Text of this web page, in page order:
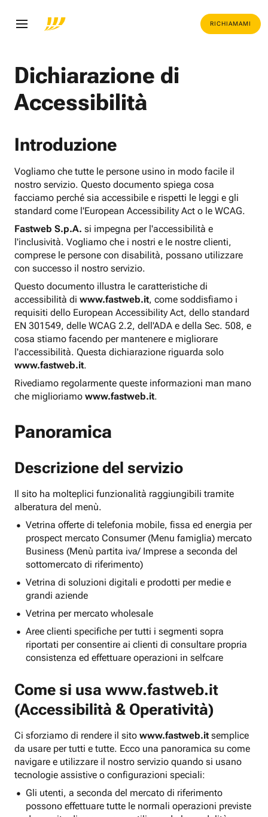
RICHIAMAMI
Dichiarazione di
Accessibilità
Introduzione
Vogliamo che tutte le persone usino in modo facile il
nostro servizio. Questo documento spiega cosa
facciamo perché sia accessibile e rispetti le leggi e gli
standard come l'European Accessibility Act o le WCAG.
Fastweb S.p.A. si impegna per l'accessibilità e
l'inclusività. Vogliamo che i nostri e le nostre clienti,
comprese le persone con disabilità, possano utilizzare
con successo il nostro servizio.
Questo documento illustra le caratteristiche di
accessibilità di www.fastweb.it, come soddisfiamo i
requisiti dello European Accessibility Act, dello standard
EN 301549, delle WCAG 2.2, dell'ADA e della Sec. 508, e
cosa stiamo facendo per mantenere e migliorare
l'accessibilità. Questa dichiarazione riguarda solo
www.fastweb.it.
Rivediamo regolarmente queste informazioni man mano
che miglioriamo www.fastweb.it.
Panoramica
Descrizione del servizio
Il sito ha molteplici funzionalità raggiungibili tramite
alberatura del menù.
Vetrina offerte di telefonia mobile, fissa ed energia per
prospect mercato Consumer (Menu famiglia) mercato
Business (Menù partita iva/ Imprese a seconda del
sottomercato di riferimento)
Vetrina di soluzioni digitali e prodotti per medie e
grandi aziende
Vetrina per mercato wholesale
Aree clienti specifiche per tutti i segmenti sopra
riportati per consentire ai clienti di consultare propria
consistenza ed effettuare operazioni in selfcare
Come si usa www.fastweb.it
(Accessibilità & Operatività)
Ci sforziamo di rendere il sito www.fastweb.it semplice
da usare per tutti e tutte. Ecco una panoramica su come
navigare e utilizzare il nostro servizio quando si usano
tecnologie assistive o configurazioni speciali:
Gli utenti, a seconda del mercato di riferimento
possono effettuare tutte le normali operazioni previste